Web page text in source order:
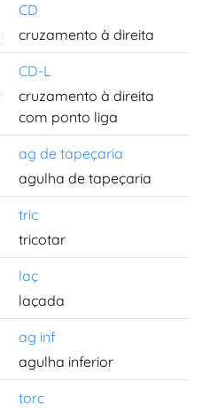
CD
cruzamento à direita
CD-L
cruzamento à direita
com ponto liga
ag de tapeçaria
agulha de tapeçaria
tric
tricotar
laç
laçada
ag inf
agulha inferior
torc